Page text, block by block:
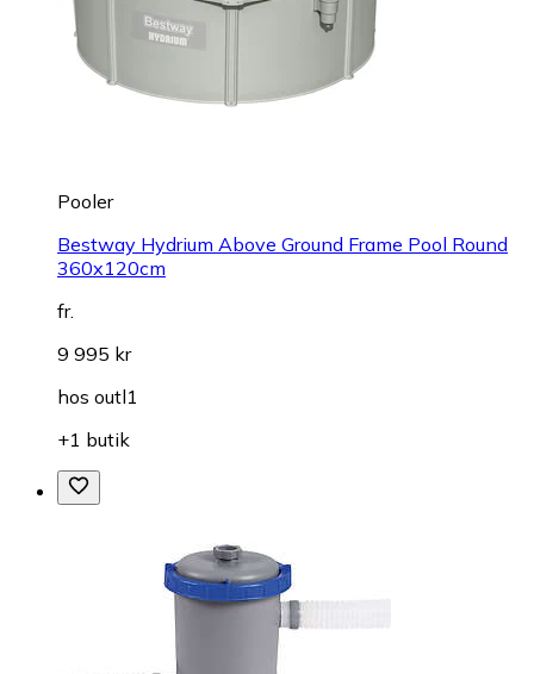
Pooler
Bestway Hydrium Above Ground Frame Pool Round
360x120cm
fr.
9 995 kr
hos outl1
+1 butik